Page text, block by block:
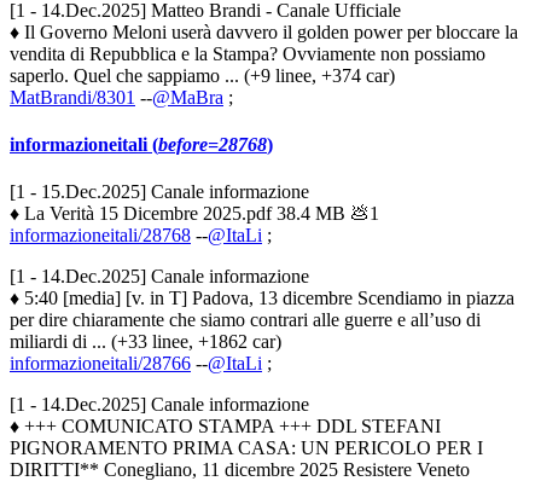
[1 - 14.Dec.2025] Matteo Brandi - Canale Ufficiale
♦ Il Governo Meloni userà davvero il golden power per bloccare la
vendita di Repubblica e la Stampa? Ovviamente non possiamo
saperlo. Quel che sappiamo ... (+9 linee, +374 car)
MatBrandi/8301 --@MaBra ;
informazioneitali (before=28768)
[1 - 15.Dec.2025] Canale informazione
♦ La Verità 15 Dicembre 2025.pdf 38.4 MB 💩1
informazioneitali/28768 --@ItaLi ;
[1 - 14.Dec.2025] Canale informazione
♦ 5:40 [media] [v. in T] Padova, 13 dicembre Scendiamo in piazza
per dire chiaramente che siamo contrari alle guerre e all’uso di
miliardi di ... (+33 linee, +1862 car)
informazioneitali/28766 --@ItaLi ;
[1 - 14.Dec.2025] Canale informazione
♦ +++ COMUNICATO STAMPA +++ DDL STEFANI
PIGNORAMENTO PRIMA CASA: UN PERICOLO PER I
DIRITTI** Conegliano, 11 dicembre 2025 Resistere Veneto